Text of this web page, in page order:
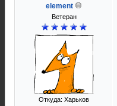
element
Ветеран
Откуда: Харьков